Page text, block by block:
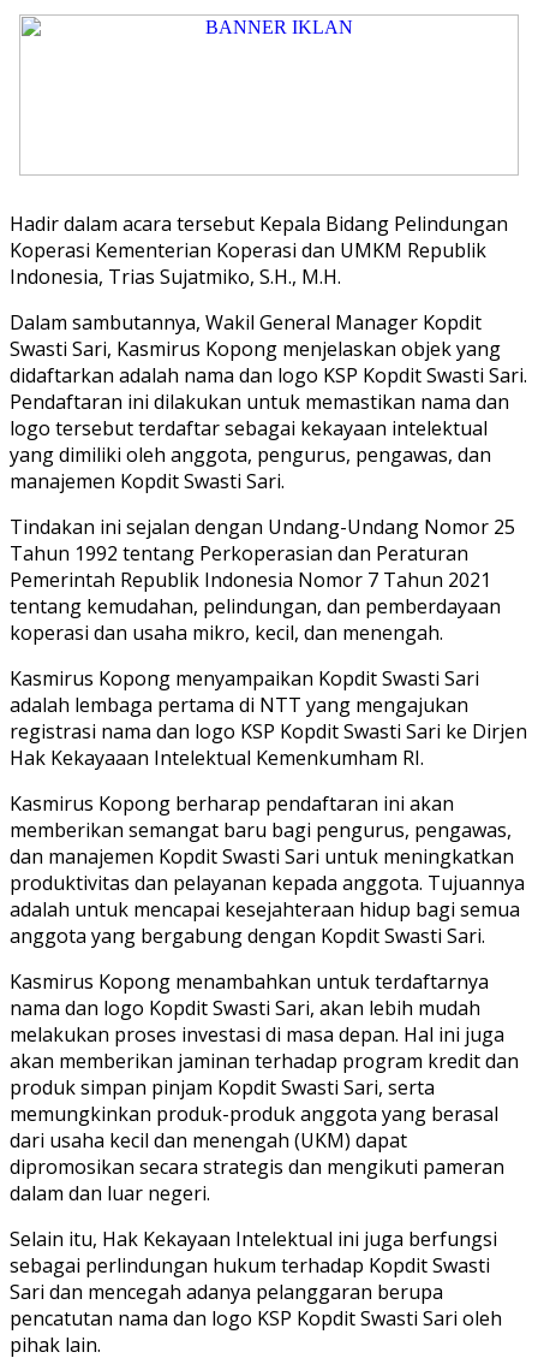
Hadir dalam acara tersebut Kepala Bidang Pelindungan
Koperasi Kementerian Koperasi dan UMKM Republik
Indonesia, Trias Sujatmiko, S.H., M.H.
Dalam sambutannya, Wakil General Manager Kopdit
Swasti Sari, Kasmirus Kopong menjelaskan objek yang
didaftarkan adalah nama dan logo KSP Kopdit Swasti Sari.
Pendaftaran ini dilakukan untuk memastikan nama dan
logo tersebut terdaftar sebagai kekayaan intelektual
yang dimiliki oleh anggota, pengurus, pengawas, dan
manajemen Kopdit Swasti Sari.
Tindakan ini sejalan dengan Undang-Undang Nomor 25
Tahun 1992 tentang Perkoperasian dan Peraturan
Pemerintah Republik Indonesia Nomor 7 Tahun 2021
tentang kemudahan, pelindungan, dan pemberdayaan
koperasi dan usaha mikro, kecil, dan menengah.
Kasmirus Kopong menyampaikan Kopdit Swasti Sari
adalah lembaga pertama di NTT yang mengajukan
registrasi nama dan logo KSP Kopdit Swasti Sari ke Dirjen
Hak Kekayaaan Intelektual Kemenkumham RI.
Kasmirus Kopong berharap pendaftaran ini akan
memberikan semangat baru bagi pengurus, pengawas,
dan manajemen Kopdit Swasti Sari untuk meningkatkan
produktivitas dan pelayanan kepada anggota. Tujuannya
adalah untuk mencapai kesejahteraan hidup bagi semua
anggota yang bergabung dengan Kopdit Swasti Sari.
Kasmirus Kopong menambahkan untuk terdaftarnya
nama dan logo Kopdit Swasti Sari, akan lebih mudah
melakukan proses investasi di masa depan. Hal ini juga
akan memberikan jaminan terhadap program kredit dan
produk simpan pinjam Kopdit Swasti Sari, serta
memungkinkan produk-produk anggota yang berasal
dari usaha kecil dan menengah (UKM) dapat
dipromosikan secara strategis dan mengikuti pameran
dalam dan luar negeri.
Selain itu, Hak Kekayaan Intelektual ini juga berfungsi
sebagai perlindungan hukum terhadap Kopdit Swasti
Sari dan mencegah adanya pelanggaran berupa
pencatutan nama dan logo KSP Kopdit Swasti Sari oleh
pihak lain.